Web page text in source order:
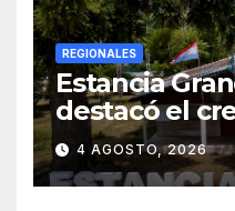
REGIONALES
Estancia
destacó el
municipio,
obras y
frente a las
4 AGOSTO, 2026